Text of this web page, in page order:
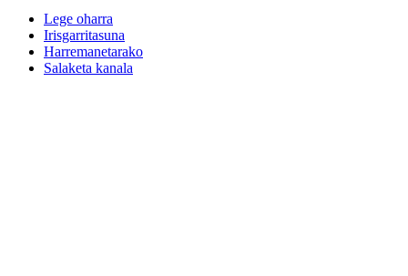
Lege oharra
Irisgarritasuna
Harremanetarako
Salaketa kanala